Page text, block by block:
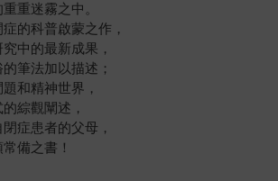
重迷霧之中。
的科普啟蒙之作，
中的最新成果，
筆法加以描述；
和精神世界，
綜觀闡述，
症患者的父母，
備之書！